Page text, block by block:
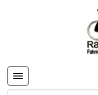
Toggle navigation